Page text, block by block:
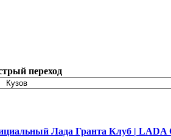
переход
Лада Гранта Клуб | LADA